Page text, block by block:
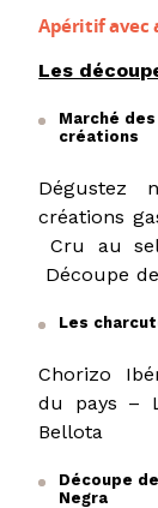
Apéritif avec
Les
Marché
créations
Dégustez
créations
Cru au
Découpe
Les
Chorizo
du pays –
Bellota
Découpe
Negra